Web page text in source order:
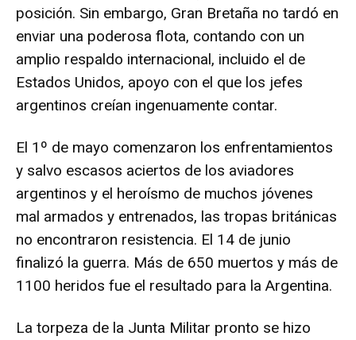
posición. Sin embargo, Gran Bretaña no tardó en
enviar una poderosa flota, contando con un
amplio respaldo internacional, incluido el de
Estados Unidos, apoyo con el que los jefes
argentinos creían ingenuamente contar.
El 1º de mayo comenzaron los enfrentamientos
y salvo escasos aciertos de los aviadores
argentinos y el heroísmo de muchos jóvenes
mal armados y entrenados, las tropas británicas
no encontraron resistencia. El 14 de junio
finalizó la guerra. Más de 650 muertos y más de
1100 heridos fue el resultado para la Argentina.
La torpeza de la Junta Militar pronto se hizo